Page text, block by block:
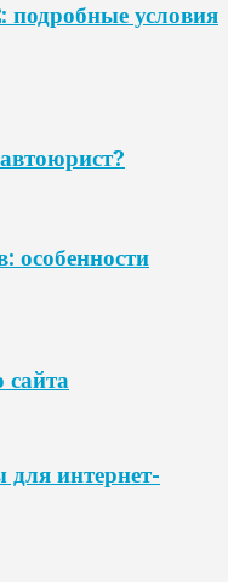
условия
особенности
сайта
интернет-